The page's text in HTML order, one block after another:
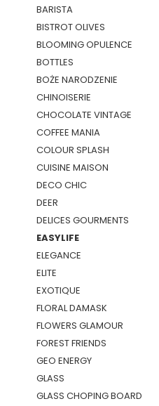
BARISTA
BISTROT OLIVES
BLOOMING OPULENCE
BOTTLES
BOŻE NARODZENIE
CHINOISERIE
CHOCOLATE VINTAGE
COFFEE MANIA
COLOUR SPLASH
CUISINE MAISON
DECO CHIC
DEER
DELICES GOURMENTS
EASYLIFE
ELEGANCE
ELITE
EXOTIQUE
FLORAL DAMASK
FLOWERS GLAMOUR
FOREST FRIENDS
GEO ENERGY
GLASS
GLASS CHOPING BOARD